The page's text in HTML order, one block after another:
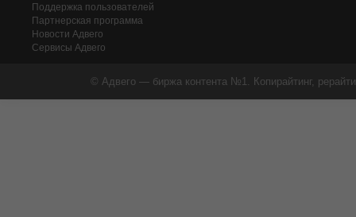
Поддержка пользователей
Партнерская программа
Новости Адвего
Сервисы Адвего
© Адвего — биржа контента №1. Копирайтинг,